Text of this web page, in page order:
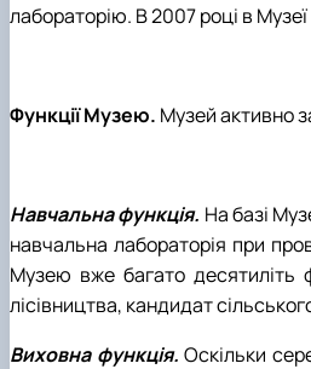
лабораторію. В 2007 році в
Функції Музею. Музей активно
Навчальна функція. На базі
навчальна лабораторія при
Музею вже багато десятиліть
лісівництва, кандидат
Виховна функція. Оскільки